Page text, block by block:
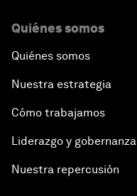
Quiénes somos
Quiénes somos
Nuestra estrategia
Cómo trabajamos
Liderazgo y gobernanza
Nuestra repercusión